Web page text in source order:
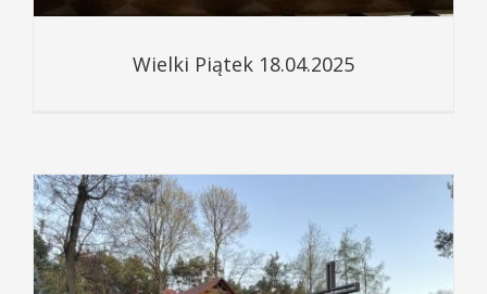
Wielki Piątek 18.04.2025